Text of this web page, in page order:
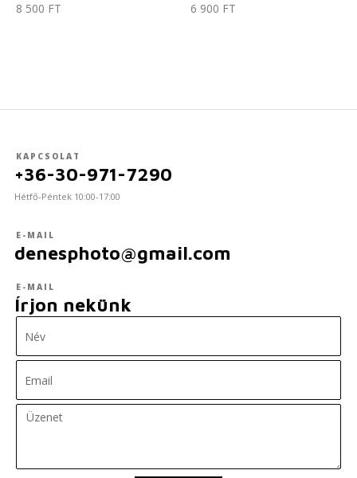
8 500 FT 6 900 FT
KAPCSOLAT
+36-30-971-7290
Hétfő-Péntek 10:00-17:00
E-MAIL
denesphoto@gmail.com
E-MAIL
Írjon nekünk